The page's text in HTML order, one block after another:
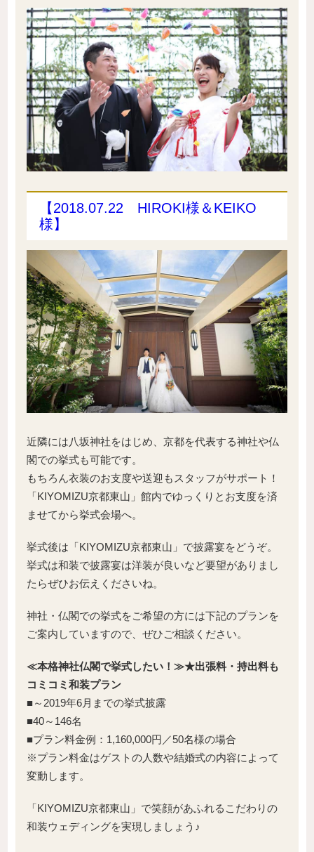
【2018.07.22 HIROKI様＆KEIKO
様】
近隣には八坂神社をはじめ、京都を代表する神社や仏
閣での挙式も可能です。
もちろん衣装のお支度や送迎もスタッフがサポート！
「KIYOMIZU京都東山」館内でゆっくりとお支度を済
ませてから挙式会場へ。
挙式後は「KIYOMIZU京都東山」で披露宴をどうぞ。
挙式は和装で披露宴は洋装が良いなど要望がありまし
たらぜひお伝えくださいね。
神社・仏閣での挙式をご希望の方には下記のプランを
ご案内していますので、ぜひご相談ください。
≪本格神社仏閣で挙式したい！≫★出張料・持出料も
コミコミ和装プラン
■～2019年6月までの挙式披露
■40～146名
■プラン料金例：1,160,000円／50名様の場合
※プラン料金はゲストの人数や結婚式の内容によって
変動します。
「KIYOMIZU京都東山」で笑顔があふれるこだわりの
和装ウェディングを実現しましょう♪